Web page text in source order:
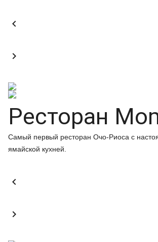


Ресторан
Самый первый ресторан Очо-Риоса с
ямайской кухней.

